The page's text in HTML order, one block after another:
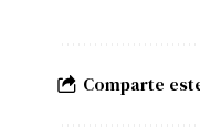
Comparte